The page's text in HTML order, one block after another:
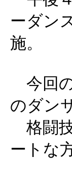
ーダン
施。
今回
のダン
格闘
ートな